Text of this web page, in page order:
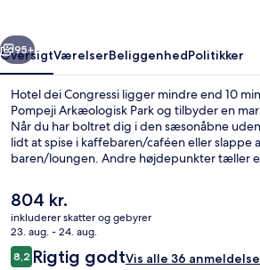
Næste
95+
OversigtVærelserBeliggenhedPolitikker
Hotel dei Congressi ligger mindre end 10
Pompeji Arkæologisk Park og tilbyder en
Når du har boltret dig i den sæsonåbne
lidt at spise i kaffebaren/caféen eller slappe
baren/loungen. Andre højdepunkter tæller
Castellammare di Stabia Station ligger kun
fods.
Den
nuværende
pris
er
804 kr.
804 kr.
inkluderer skatter og gebyrer
23. aug. - 24. aug.
Anmeldelser
8,28,2 ud af 10.
Rigtig godtVis alle 36